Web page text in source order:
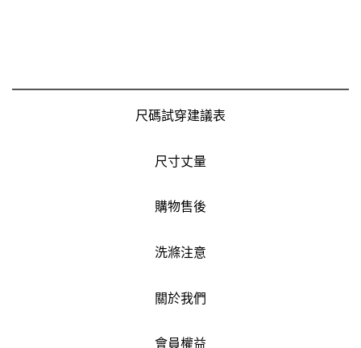
尺碼試穿建議表
尺寸丈量
購物售後
洗滌注意
關於我們
會員權益